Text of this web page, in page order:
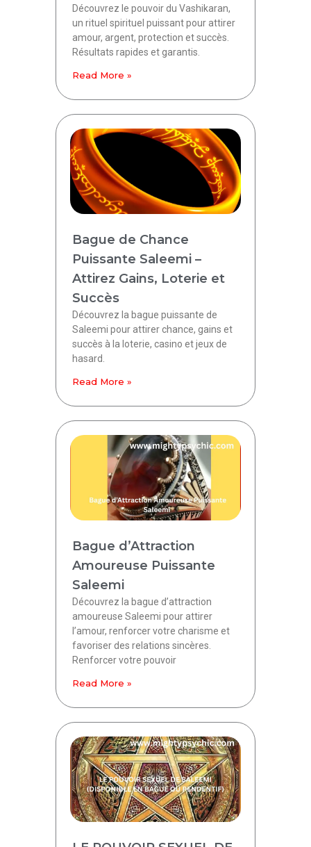
Découvrez le pouvoir du Vashikaran,
un rituel spirituel puissant pour attirer
amour, argent, protection et succès.
Résultats rapides et garantis.
Read More »
Bague de Chance
Puissante Saleemi –
Attirez Gains, Loterie et
Succès
Découvrez la bague puissante de
Saleemi pour attirer chance, gains et
succès à la loterie, casino et jeux de
hasard.
Read More »
Bague d’Attraction
Amoureuse Puissante
Saleemi
Découvrez la bague d’attraction
amoureuse Saleemi pour attirer
l’amour, renforcer votre charisme et
favoriser des relations sincères.
Renforcer votre pouvoir
Read More »